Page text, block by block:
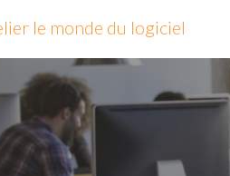
le monde du logiciel